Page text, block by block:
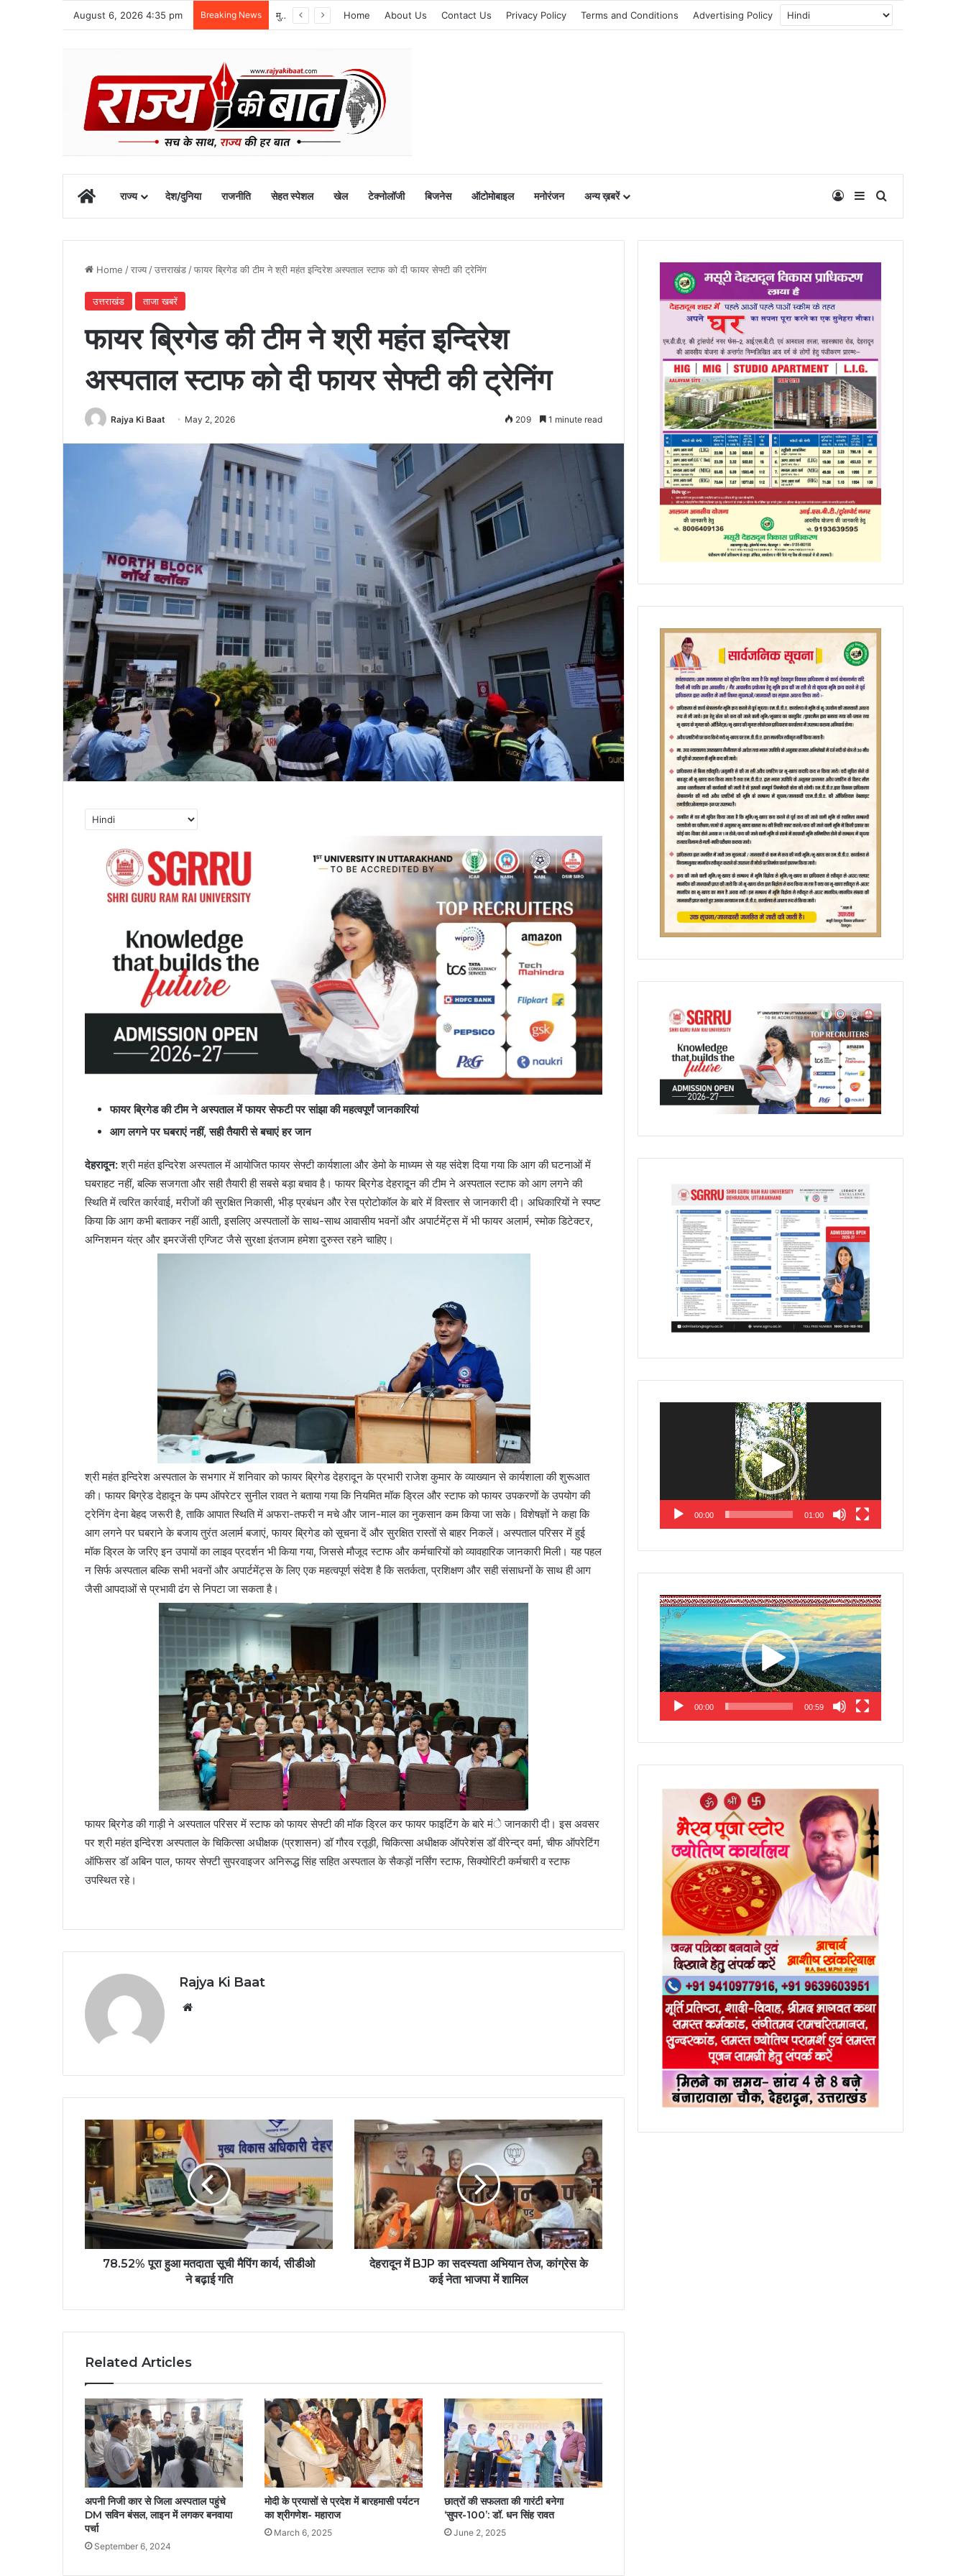
August 6, 2026 4:35 pm Breaking News मुख्यमंत्री के अनुरोध पर बनबसा स्टेशन को मिली नई रेल सुविधा Home About Us Contact Us Privacy Policy Terms and Conditions Advertising Policy
Homeराज्य देश/दुनिया राजनीति सेहत स्पेशल खेल टेक्नोलॉजी बिजनेस ऑटोमोबाइल मनोरंजन अन्य ख़बरें Log InSidebar
Home /राज्य /उत्तराखंड /फायर ब्रिगेड की टीम ने श्री महंत इन्दिरेश अस्पताल स्टाफ को दी फायर सेफ्टी की ट्रेनिंग
उत्तराखंड ताजा खबरें
फायर ब्रिगेड की टीम ने श्री महंत इन्दिरेश
अस्पताल स्टाफ को दी फायर सेफ्टी की ट्रेनिंग
Rajya Ki Baat May 2, 2026 209 1 minute read
फायर ब्रिगेड की टीम ने अस्पताल में फायर सेफटी पर सांझा की महत्वपूर्णं जानकारियां
आग लगने पर घबराएं नहीं, सही तैयारी से बचाएं हर जान
देहरादून:श्री महंत इन्दिरेश अस्पताल में आयोजित फायर सेफ्टी कार्यशाला और डेमो के माध्यम से यह संदेश दिया गया कि आग की घटनाओं में
घबराहट नहीं, बल्कि सजगता और सही तैयारी ही सबसे बड़ा बचाव है। फायर ब्रिगेड देहरादून की टीम ने अस्पताल स्टाफ को आग लगने की
स्थिति में त्वरित कार्रवाई, मरीजों की सुरक्षित निकासी, भीड़ प्रबंधन और रेस प्रोटोकॉल के बारे में विस्तार से जानकारी दी। अधिकारियों ने स्पष्ट
किया कि आग कभी बताकर नहीं आती, इसलिए अस्पतालों के साथ-साथ आवासीय भवनों और अपार्टमेंट्स में भी फायर अलार्म, स्मोक डिटेक्टर,
अग्निशमन यंत्र और इमरजेंसी एग्जिट जैसे सुरक्षा इंतजाम हमेशा दुरुस्त रहने चाहिए।
श्री महंत इन्दिरेश अस्पताल के सभगार में शनिवार को फायर ब्रिगेड देहरादून के प्रभारी राजेश कुमार के व्याख्यान से कार्यशाला की शुरूआत
की। फायर बिग्रेड देहादून के पम्प ऑपरेटर सुनील रावत ने बताया गया कि नियमित मॉक ड्रिल और स्टाफ को फायर उपकरणों के उपयोग की
ट्रेनिंग देना बेहद जरूरी है, ताकि आपात स्थिति में अफरा-तफरी न मचे और जान-माल का नुकसान कम किया जा सके। विशेषज्ञों ने कहा कि
आग लगने पर घबराने के बजाय तुरंत अलार्म बजाएं, फायर ब्रिगेड को सूचना दें और सुरक्षित रास्तों से बाहर निकलें। अस्पताल परिसर में हुई
मॉक ड्रिल के जरिए इन उपायों का लाइव प्रदर्शन भी किया गया, जिससे मौजूद स्टाफ और कर्मचारियों को व्यावहारिक जानकारी मिली। यह पहल
न सिर्फ अस्पताल बल्कि सभी भवनों और अपार्टमेंट्स के लिए एक महत्वपूर्ण संदेश है कि सतर्कता, प्रशिक्षण और सही संसाधनों के साथ ही आग
जैसी आपदाओं से प्रभावी ढंग से निपटा जा सकता है।
फायर ब्रिगेड की गाड़ी ने अस्पताल परिसर में स्टाफ को फायर सेफ्टी की मॉक ड्रिल कर फायर फाइटिंग के बारे मंे जानकारी दी। इस अवसर
पर श्री महंत इन्दिेरश अस्पताल के चिकित्सा अधीक्षक (प्रशासन) डॉ गौरव रतूड़ी, चिकित्सा अधीक्षक ऑपरेशंस डॉ वीरेन्द्र वर्मा, चीफ ऑपरेटिंग
ऑफिसर डॉ अबिन पाल, फायर सेफ्टी सुपरवाइजर अनिरूद्ध सिंह सहित अस्पताल के सैकड़ों नर्सिंग स्टाफ, सिक्योरिटी कर्मचारी व स्टाफ
उपस्थित रहे।
Rajya Ki Baat
78.52% पूरा हुआ मतदाता सूची मैपिंग कार्य, सीडीओ
ने बढ़ाई गति
देहरादून में BJP का सदस्यता अभियान तेज, कांग्रेस के
कई नेता भाजपा में शामिल
Related Articles
अपनी निजी कार से जिला अस्पताल पहुंचे
DM सविन बंसल, लाइन में लगकर बनवाया
पर्चा
September 6, 2024
मोदी के प्रयासों से प्रदेश में बारहमासी पर्यटन
का श्रीगणेश- महाराज
March 6, 2025
छात्रों की सफलता की गारंटी बनेगा
‘सुपर-100’: डॉ. धन सिंह रावत
June 2, 2025
00:00 01:00
Video
Player
00:00 00:59